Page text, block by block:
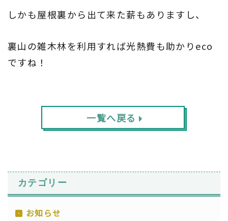
しかも屋根裏から出て来た薪もありますし、
裏山の雑木林を利用すれば光熱費も助かりeco
ですね！
一覧へ戻る
カテゴリー
お知らせ